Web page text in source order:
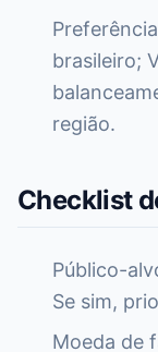
brasileiro;
região.
Checklist
Público-
Se sim,
Moeda de